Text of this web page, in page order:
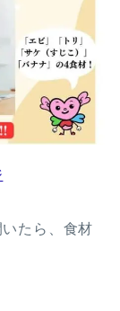
いたら、食材